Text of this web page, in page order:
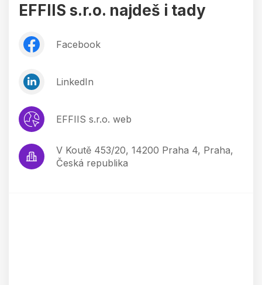
EFFIIS s.r.o. najdeš i tady
Facebook
LinkedIn
EFFIIS s.r.o. web
V Koutě 453/20, 14200 Praha 4, Praha,
Česká republika